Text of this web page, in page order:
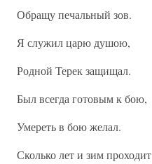
Обращу печальный зов.
Я служил царю душою,
Родной Терек защищал.
Был всегда готовым к бою,
Умереть в бою желал.
Сколько лет и зим проходит